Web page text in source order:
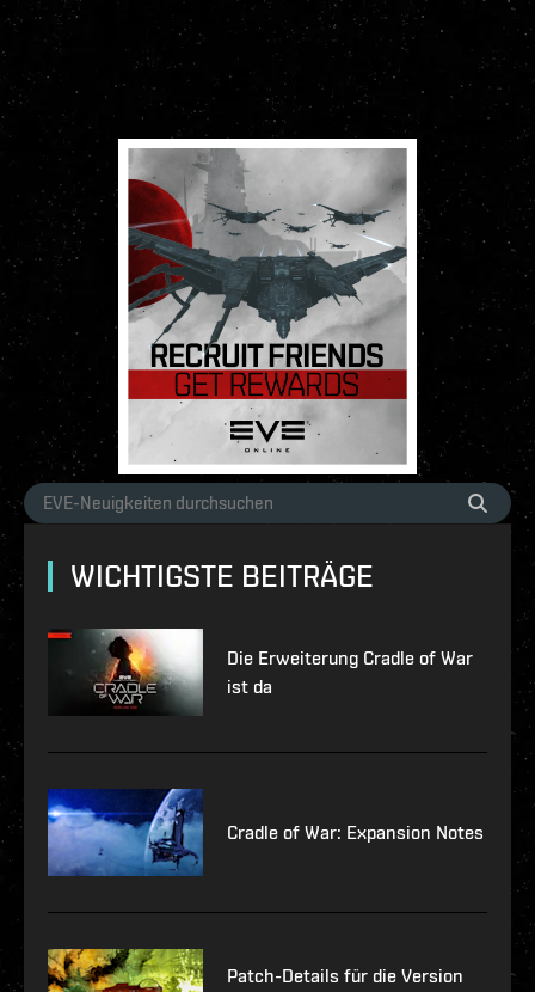
WICHTIGSTE BEITRÄGE
Die Erweiterung Cradle of War
ist da
Cradle of War: Expansion Notes
Patch-Details für die Version